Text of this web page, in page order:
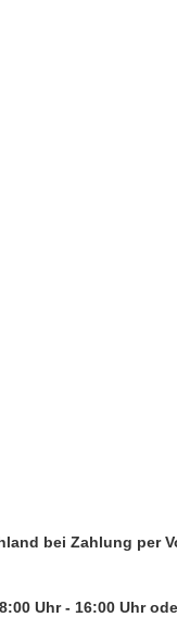
bei Zahlung per
Uhr - 16:00 Uhr